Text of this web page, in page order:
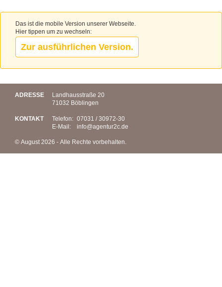
Das ist die mobile Version unserer Webseite.
Hier tippen um zu wechseln:
Zur ausführlichen Version.
ADRESSE
Landhausstraße 20
71032 Böblingen
KONTAKT Telefon: 07031 / 30972-30
E-Mail:
info@agentur2c.de
© August 2026 - Alle Rechte vorbehalten.